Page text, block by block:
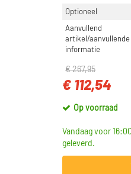
Optioneel
Aanvullend
artikel/aanvullende
informatie
€ 267,95
€ 112,54
Op voorraad
Vandaag voor
geleverd.